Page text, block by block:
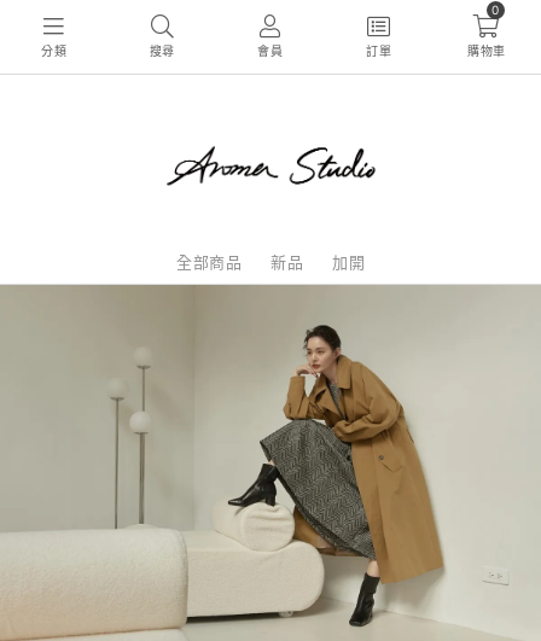
分類 搜尋 會員 訂單
0
購物車
全部商品 新品 加開